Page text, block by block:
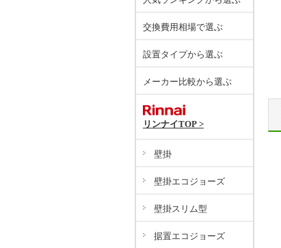
交換費用相場で選ぶ
設置タイプから選ぶ
メーカー比較から選ぶ
リンナイTOP >
壁掛
壁掛エコジョーズ
壁掛スリム型
据置エコジョーズ